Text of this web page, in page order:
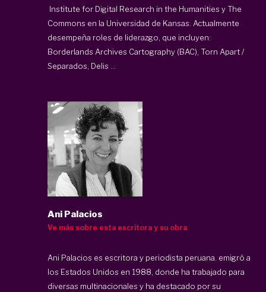
Institute for Digital Research in the Humanities y The
Commons en la Universidad de Kansas. Actualmente
desempeña roles de liderazgo, que incluyen:
Borderlands Archives Cartography (BAC), Torn Apart /
Separados, Delis ...
Ani Palacios
Ve más sobre esta escritora y su obra
Ani Palacios es escritora y periodista peruana. emigró a
los Estados Unidos en 1988, donde ha trabajado para
diversas multinacionales y ha destacado por su